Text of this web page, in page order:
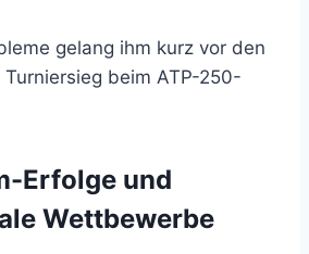
gelang ihm kurz vor den
Turniersieg beim ATP-250-
Erfolge und
Wettbewerbe